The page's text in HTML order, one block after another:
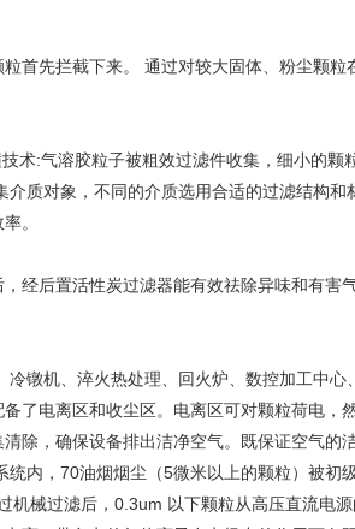
首先拦截下来。 通过对较大固体、粉尘颗粒
术:气溶胶粒子被粗效过滤件收集，细小的颗
质对象，不同的介质选用合适的过滤结构
。
经后置活性炭过滤器能有效祛除异味和有害
镦机、淬火热处理、回火炉、数控加工中心
了电离区和收尘区。电离区可对颗粒荷电，
除，确保设备排出洁净空气。既保证空气的
内，70油烟烟尘（5微米以上的颗粒）被初
机械过滤后，0.3um 以下颗粒从高压直流电